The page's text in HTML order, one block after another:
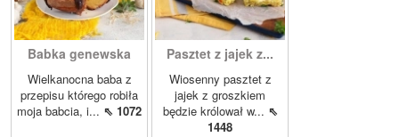
Babka genewska
Wielkanocna baba z
przepisu którego robiła
moja babcia, i... ⇖ 1072
Pasztet z jajek z...
Wiosenny pasztet z
jajek z groszkiem
będzie królował w... ⇖
1448